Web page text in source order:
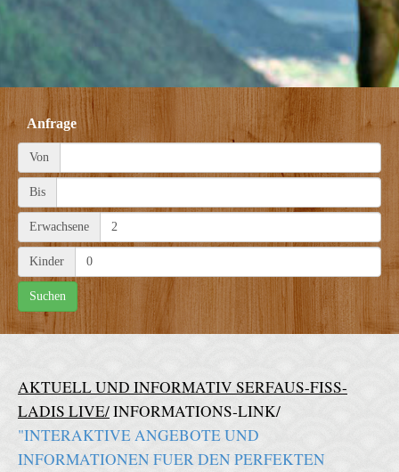
Anfrage
Von
Bis
Erwachsene
Kinder
AKTUELL UND INFORMATIV SERFAUS-FISS-
LADIS LIVE/INFORMATIONS-LINK/
"INTERAKTIVE ANGEBOTE UND
INFORMATIONEN FUER DEN PERFEKTEN